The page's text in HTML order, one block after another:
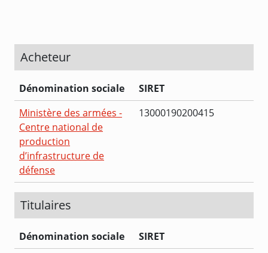
Acheteur
Dénomination sociale
SIRET
Ministère des armées -
Centre national de
production
d’infrastructure de
défense
13000190200415
Titulaires
Dénomination sociale
SIRET